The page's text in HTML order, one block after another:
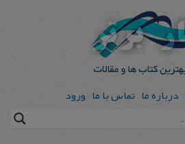
درباره ما تماس با ما ورود